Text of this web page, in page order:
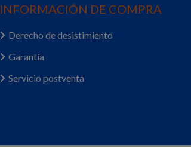
INFORMACIÓN DE COMPRA
Derecho de desistimiento
Garantía
Servicio postventa